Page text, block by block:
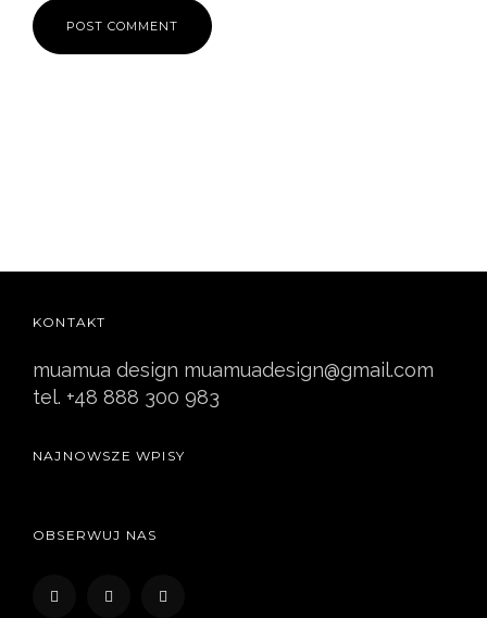
KONTAKT
muamua design muamuadesign@gmail.com
tel. +48 888 300 983
NAJNOWSZE WPISY
OBSERWUJ NAS